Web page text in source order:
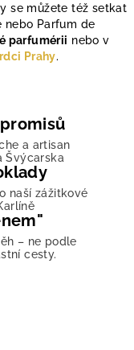
se můžete též setkat
nebo Parfum de
parfumérii nebo v
Prahy.
a artisan
Švýcarska
naší zážitkové
– ne podle
cesty.